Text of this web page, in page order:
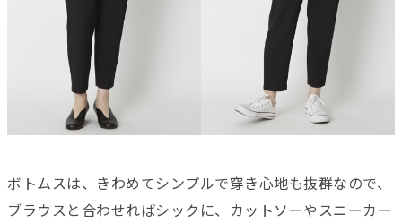
ボトムスは、きわめてシンプルで穿き心地も抜群なので、
ブラウスと合わせればシックに、カットソーやスニーカー